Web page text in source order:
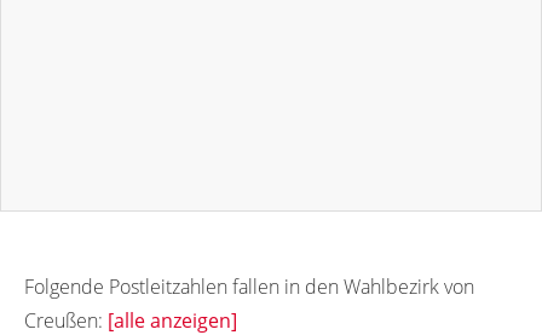
Folgende Postleitzahlen fallen in den Wahlbezirk von
Creußen: [alle anzeigen]